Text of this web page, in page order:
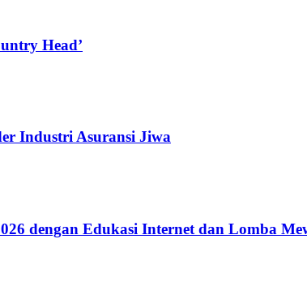
Head’
Industri Asuransi Jiwa
dengan Edukasi Internet dan Lomba